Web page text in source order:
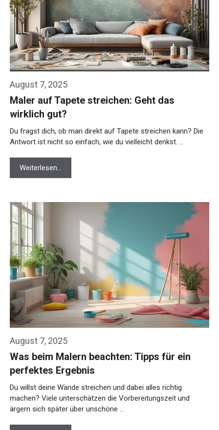
August 7, 2025
Maler auf Tapete streichen: Geht das
wirklich gut?
Du fragst dich, ob man direkt auf Tapete streichen kann? Die
Antwort ist nicht so einfach, wie du vielleicht denkst. …
Weiterlesen…
August 7, 2025
Was beim Malern beachten: Tipps für ein
perfektes Ergebnis
Du willst deine Wände streichen und dabei alles richtig
machen? Viele unterschätzen die Vorbereitungszeit und
ärgern sich später über unschöne …